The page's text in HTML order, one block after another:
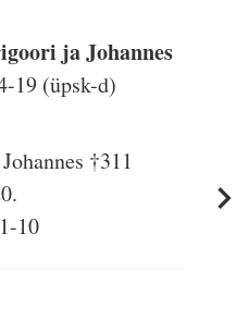
ja Johannes
19 (üpsk-d)
†311
10